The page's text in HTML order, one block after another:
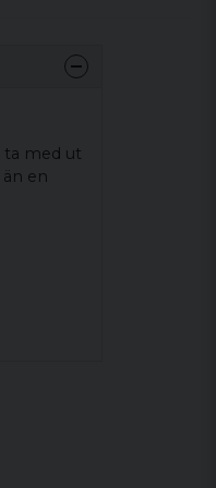
med ut
en
Krag,